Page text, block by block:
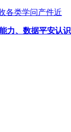
各类学问产件近
力、数据平安认识